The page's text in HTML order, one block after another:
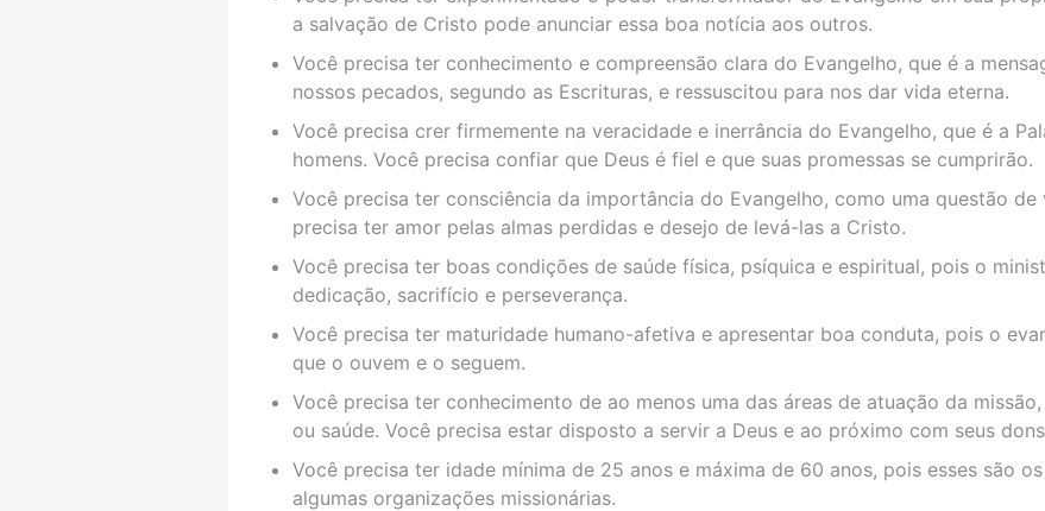
a salvação de Cristo pode anunciar essa boa notícia aos outros.
Você precisa ter conhecimento e compreensão clara do Evangelho, que é a
nossos pecados, segundo as Escrituras, e ressuscitou para nos dar vida eterna.
Você precisa crer firmemente na veracidade e inerrância do Evangelho, que é a
homens. Você precisa confiar que Deus é fiel e que suas promessas se cumprirão.
Você precisa ter consciência da importância do Evangelho, como uma questão
precisa ter amor pelas almas perdidas e desejo de levá-las a Cristo.
Você precisa ter boas condições de saúde física, psíquica e espiritual, pois o
dedicação, sacrifício e perseverança.
Você precisa ter maturidade humano-afetiva e apresentar boa conduta, pois o
que o ouvem e o seguem.
Você precisa ter conhecimento de ao menos uma das áreas de atuação da
ou saúde. Você precisa estar disposto a servir a Deus e ao próximo com seus
Você precisa ter idade mínima de 25 anos e máxima de 60 anos, pois esses são
algumas organizações missionárias.